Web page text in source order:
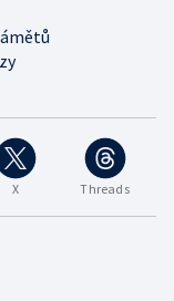
X Threads